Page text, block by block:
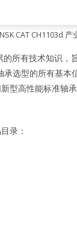
NSK CAT CH1103d
有技术知识，
型的所有基本
型高性能标准轴
录：